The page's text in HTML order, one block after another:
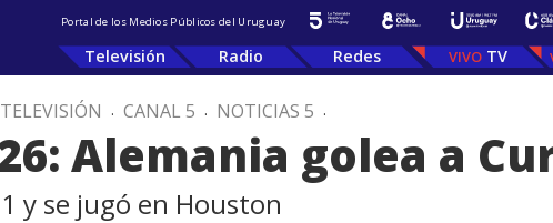
Portal de los Medios Públicos del Uruguay
Televisión Radio Redes TV
TELEVISIÓN . CANAL 5 . NOTICIAS 5 .
Alemania golea a
y se jugó en Houston